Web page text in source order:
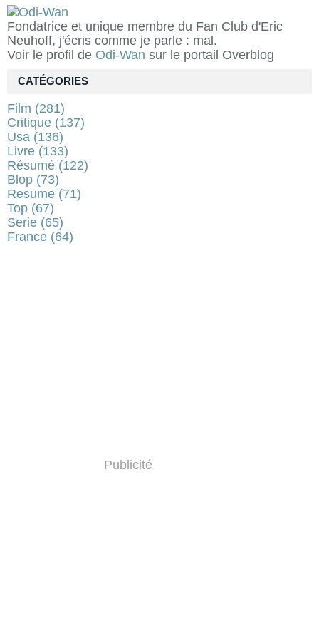
Fondatrice et unique membre du Fan Club d'Eric
Neuhoff, j'écris comme je parle : mal.
Voir le profil de Odi-Wan sur le portail Overblog
CATÉGORIES
Film (281)
Critique (137)
Usa (136)
Livre (133)
Résumé (122)
Blop (73)
Resume (71)
Top (67)
Serie (65)
France (64)
Publicité